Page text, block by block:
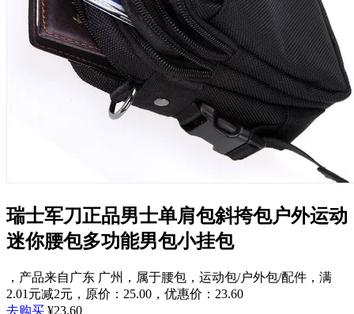
瑞士军刀正品男士单肩包斜挎包户外运动
迷你腰包多功能男包小挂包
，产品来自广东 广州，属于腰包，运动包/户外包/配件，满
2.01元减2元，原价：25.00，优惠价：23.60
去购买 ¥23.60